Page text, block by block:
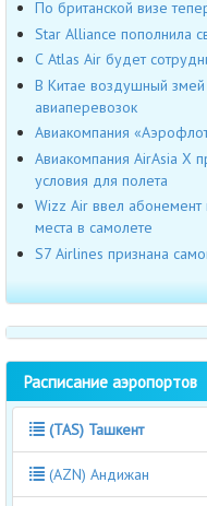
По британской визе
Star Alliance пополнила
С Atlas Air будет
В Китае воздушный змей
авиаперевозок
Авиакомпания
Авиакомпания AirAsia X
условия для полета
Wizz Air ввел
места в самолете
S7 Airlines признана
Расписание аэропортов
(TAS) Ташкент
(AZN) Андижан